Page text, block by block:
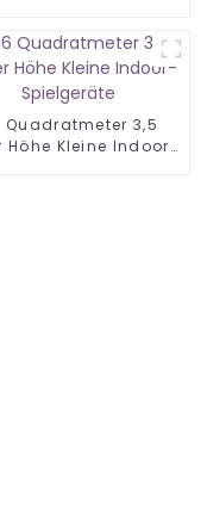
Quadratmeter 3,5
Höhe Kleine Indoor-